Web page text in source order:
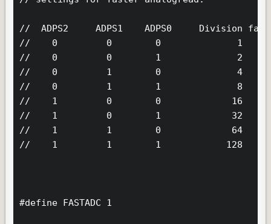
//  ADPS2     ADPS1    ADPS0     Division
//    0         0        0              1
//    0         0        1              2
//    0         1        0              4
//    0         1        1              8
//    1         0        0             16
//    1         0        1             32
//    1         1        0             64
//    1         1        1            128
#define FASTADC 1